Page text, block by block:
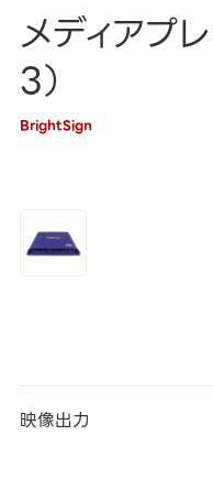
メディアプ
3）
BrightSign
映像出力